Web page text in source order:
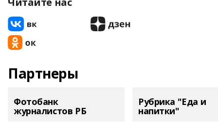
Партнеры
Фотобанк
журналистов РБ
Рубрика "Еда и
напитки"